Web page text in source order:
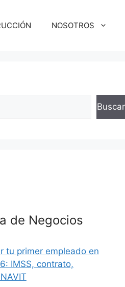
NOSOTROS
Buscar
de Negocios
tu primer empleado en
IMSS, contrato,